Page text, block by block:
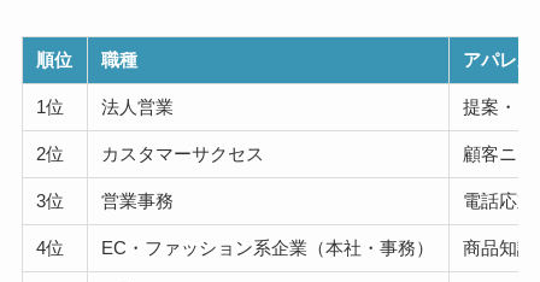
順位 職種 アパレ
1位 法人営業 提案・
2位 カスタマーサクセス 顧客ニ
3位 営業事務 電話応
4位 EC・ファッション系企業（本社・事務） 商品知